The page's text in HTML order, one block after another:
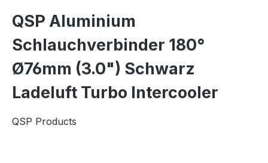
QSP Aluminium
Schlauchverbinder 180°
Ø76mm (3.0") Schwarz
Ladeluft Turbo Intercooler
QSP Products